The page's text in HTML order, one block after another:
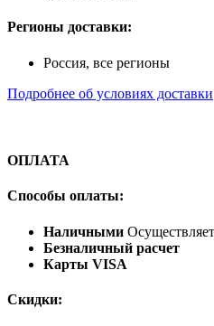
Регионы доставки:
Россия, все регионы
Подробнее об условиях доставки
ОПЛАТА
Способы оплаты:
Наличными
Безналичный расчет
Карты VISA
Скидки: